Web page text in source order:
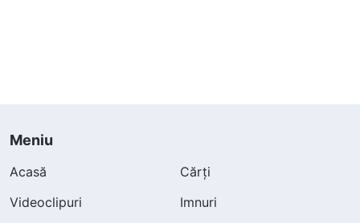
Meniu
Acasă
Cărți
Videoclipuri
Imnuri